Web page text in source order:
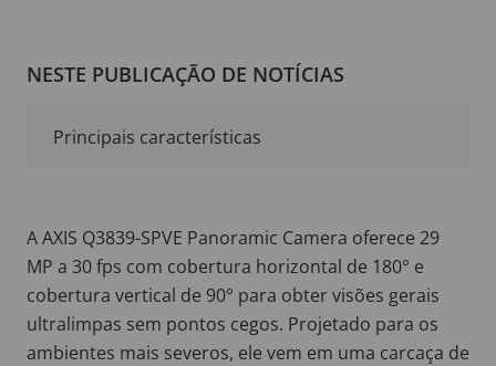
NESTE PUBLICAÇÃO DE NOTÍCIAS
Principais características
A AXIS Q3839-SPVE Panoramic Camera oferece 29
MP a 30 fps com cobertura horizontal de 180° e
cobertura vertical de 90° para obter visões gerais
ultralimpas sem pontos cegos. Projetado para os
ambientes mais severos, ele vem em uma carcaça de